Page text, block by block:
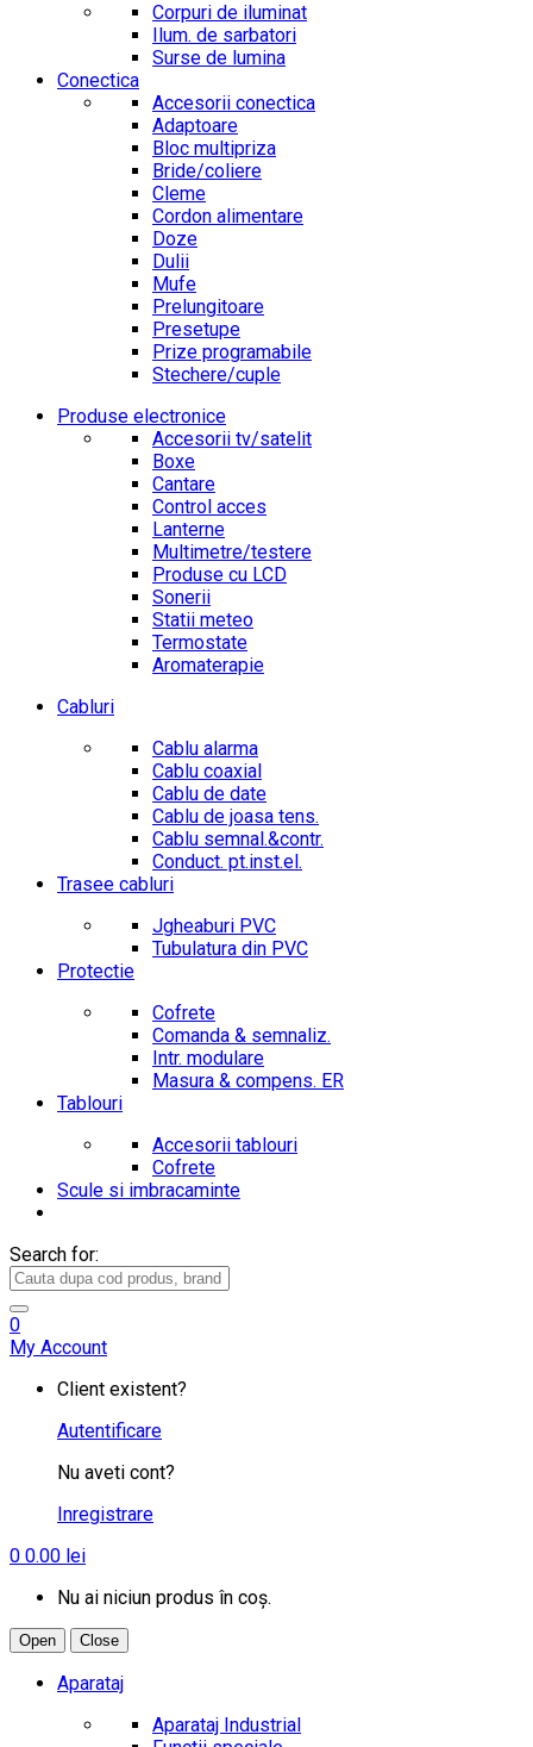
Corpuri de iluminat
Ilum. de sarbatori
Surse de lumina
Conectica
Accesorii conectica
Adaptoare
Bloc multipriza
Bride/coliere
Cleme
Cordon alimentare
Doze
Dulii
Mufe
Prelungitoare
Presetupe
Prize programabile
Stechere/cuple
Produse electronice
Accesorii tv/satelit
Boxe
Cantare
Control acces
Lanterne
Multimetre/testere
Produse cu LCD
Sonerii
Statii meteo
Termostate
Aromaterapie
Cabluri
Cablu alarma
Cablu coaxial
Cablu de date
Cablu de joasa tens.
Cablu semnal.&contr.
Conduct. pt.inst.el.
Trasee cabluri
Jgheaburi PVC
Tubulatura din PVC
Protectie
Cofrete
Comanda & semnaliz.
Intr. modulare
Masura & compens. ER
Tablouri
Accesorii tablouri
Cofrete
Scule si imbracaminte
Search for:
0
My Account
Client existent?
Autentificare
Nu aveti cont?
Inregistrare
0 0.00 lei
Nu ai niciun produs în coș.
Open Close
Aparataj
Aparataj Industrial